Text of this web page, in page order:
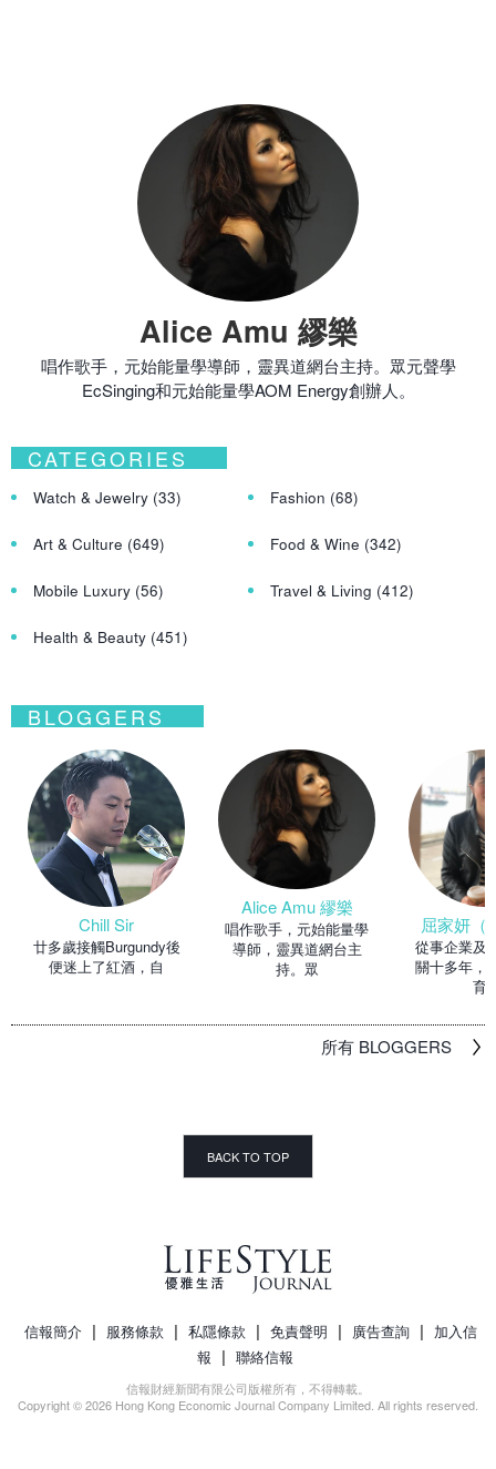
Alice Amu 繆樂
唱作歌手，元始能量學導師，靈異道網台主持。眾元聲學
EcSinging和元始能量學AOM Energy創辦人。
CATEGORIES
Watch & Jewelry(33) Fashion (68)
Art & Culture (649) Food & Wine (342)
Mobile Luxury(56) Travel & Living (412)
Health & Beauty(451)
BLOGGERS
Chill Sir
廿多歲接觸Burgundy後
便迷上了紅酒，自
Alice Amu 繆樂
唱作歌手，元始能量學
導師，靈異道網台主
持。眾
屈家妍（
從事企業及
關十多年，
育
所有 BLOGGERS
BACK TO TOP
信報簡介 | 服務條款 | 私隱條款 | 免責聲明 | 廣告查詢 | 加入信
報 | 聯絡信報
信報財經新聞有限公司版權所有，不得轉載。
Copyright © 2026 Hong Kong Economic Journal Company Limited. All rights reserved.